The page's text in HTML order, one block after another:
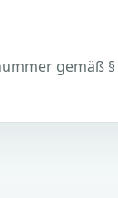
gemäß §